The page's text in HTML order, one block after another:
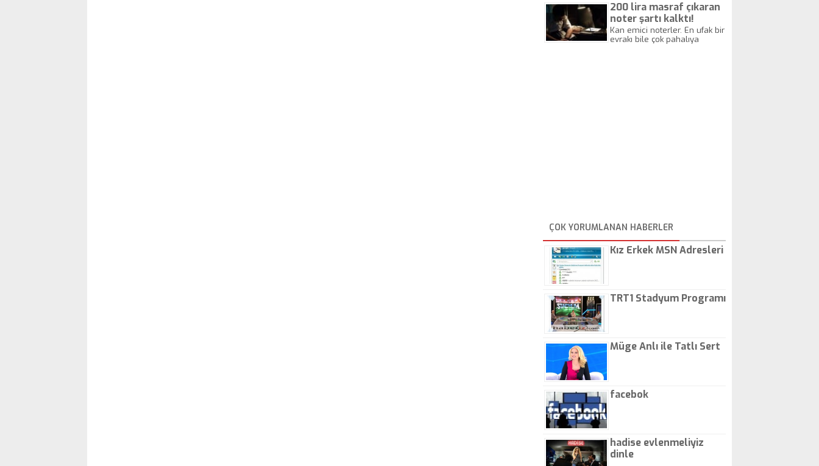
200 lira masraf çıkaran
noter şartı kalktı!
Kan emici noterler. En ufak bir
evrakı bile çok pahalıya
ÇOK YORUMLANAN HABERLER
Kız Erkek MSN Adresleri
TRT1 Stadyum Programı
Müge Anlı ile Tatlı Sert
facebok
hadise evlenmeliyiz
dinle